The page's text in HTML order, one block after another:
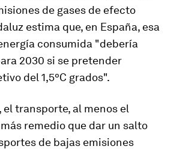
de gases de efecto
estima que, en España, esa
consumida "debería
2030 si se pretender
del 1,5ºC grados".
el transporte, al menos el
remedio que dar un salto
de bajas emisiones